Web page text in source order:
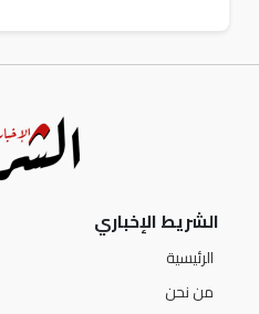
الشريط الإخباري
الرئيسية
من نحن